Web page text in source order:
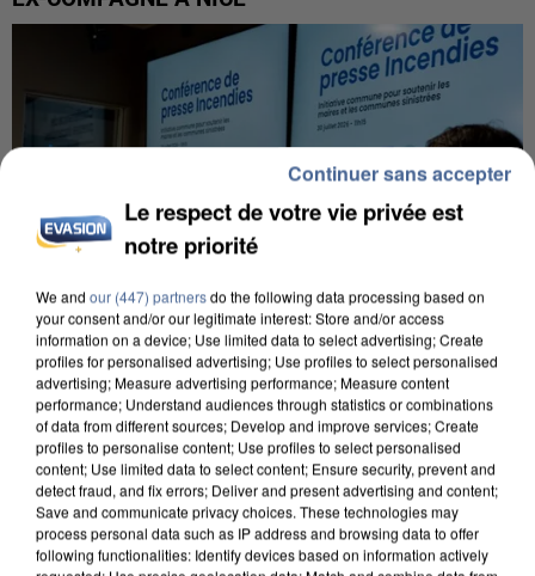
INCENDIES : L’ÎLE-DE-FRANCE LANCE UN ÉLAN
DE SOLIDARITÉ AVEC LES...
Le respect de votre vie privée est
notre priorité
We and our (447) partnersdo the following data processing based on
your consent and/or our legitimate interest: Store and/or access
information on a device; Use limited data to select advertising; Create
profiles for personalised advertising; Use profiles to select personalised
advertising; Measure advertising performance; Measure content
performance; Understand audiences through statistics or combinations
of data from different sources; Develop and improve services; Create
profiles to personalise content; Use profiles to select personalised
content; Use limited data to select content; Ensure security, prevent and
detect fraud, and fix errors; Deliver and present advertising and content;
Save and communicate privacy choices. These technologies may
process personal data such as IP address and browsing data to offer
following functionalities: Identify devices based on information actively
Continuer sans accepter